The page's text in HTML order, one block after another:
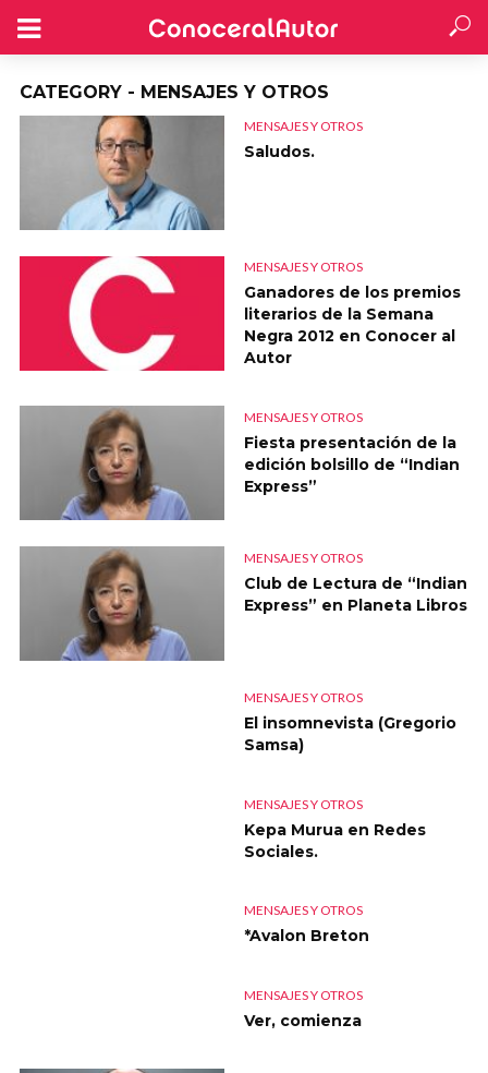
CATEGORY - MENSAJES Y OTROS
MENSAJES Y OTROS
Saludos.
MENSAJES Y OTROS
Ganadores de los premios
literarios de la Semana
Negra 2012 en Conocer al
Autor
MENSAJES Y OTROS
Fiesta presentación de la
edición bolsillo de “Indian
Express”
MENSAJES Y OTROS
Club de Lectura de “Indian
Express” en Planeta Libros
MENSAJES Y OTROS
El insomnevista (Gregorio
Samsa)
MENSAJES Y OTROS
Kepa Murua en Redes
Sociales.
MENSAJES Y OTROS
*Avalon Breton
MENSAJES Y OTROS
Ver, comienza